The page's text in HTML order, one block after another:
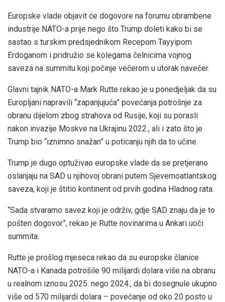
Europske vlade objavit će dogovore na forumu obrambene
industrije NATO-a prije nego što Trump doleti kako bi se
sastao s turskim predsjednikom Recepom Tayyipom
Erdoganom i pridružio se kolegama čelnicima vojnog
saveza na summitu koji počinje večerom u utorak navečer.
Glavni tajnik NATO-a Mark Rutte rekao je u ponedjeljak da su
Europljani napravili “zapanjujuća” povećanja potrošnje za
obranu dijelom zbog strahova od Rusije, koji su porasli
nakon invazije Moskve na Ukrajinu 2022., ali i zato što je
Trump bio “iznimno snažan” u poticanju njih da to učine.
Trump je dugo optuživao europske vlade da se pretjerano
oslanjaju na SAD u njihovoj obrani putem Sjevernoatlantskog
saveza, koji je štitio kontinent od prvih godina Hladnog rata.
“Sada stvaramo savez koji je održiv, gdje SAD znaju da je to
pošten dogovor”, rekao je Rutte novinarima u Ankari uoči
summita.
Rutte je prošlog mjeseca rekao da su europske članice
NATO-a i Kanada potrošile 90 milijardi dolara više na obranu
u realnom iznosu 2025. nego 2024., da bi dosegnule ukupno
više od 570 milijardi dolara – povećanje od oko 20 posto u